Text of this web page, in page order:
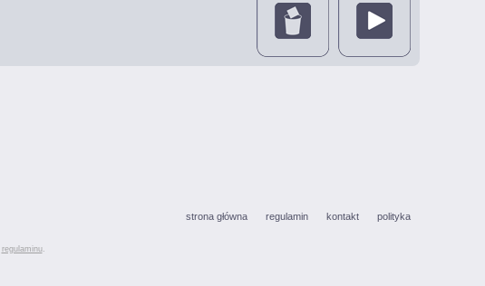
strona główna regulamin kontakt polityka
regulaminu.